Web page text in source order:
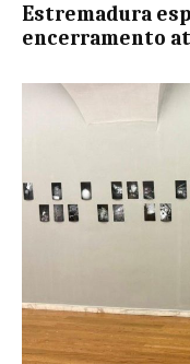
Estremadura
encerramento